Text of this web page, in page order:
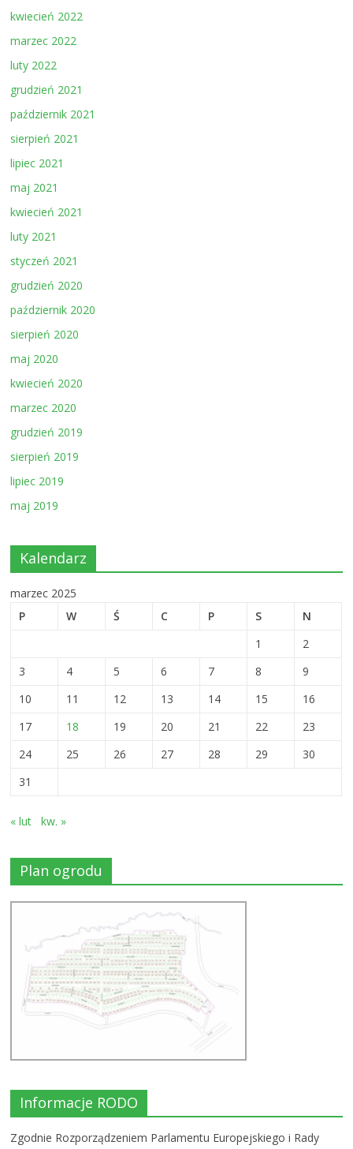
kwiecień 2022
marzec 2022
luty 2022
grudzień 2021
październik 2021
sierpień 2021
lipiec 2021
maj 2021
kwiecień 2021
luty 2021
styczeń 2021
grudzień 2020
październik 2020
sierpień 2020
maj 2020
kwiecień 2020
marzec 2020
grudzień 2019
sierpień 2019
lipiec 2019
maj 2019
Kalendarz
marzec 2025
P
W Ś C P S
N
1
2
3
4 5 6 7 8
9
10
11 12 13 14 15
16
17
18 19 20 21 22
23
24
25 26 27 28 29
30
31
« lut kw. »
Plan ogrodu
Informacje RODO
Zgodnie Rozporządzeniem Parlamentu Europejskiego i Rady